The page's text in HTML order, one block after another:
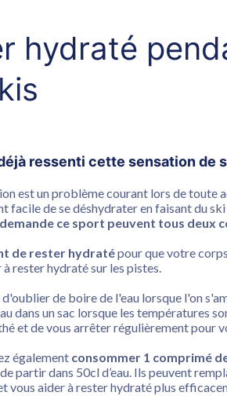
hydraté
ressenti cette sensation de
est un problème courant lors de toute
facile de se déshydrater en faisant du
ce sport peuvent tous deux
de rester hydratépour que votre
rester hydraté sur les pistes.
de boire de l'eau lorsque l'on
dans un sac lorsque les températures
et de vous arrêter régulièrement pour
également consommer 1 comprimé
partir dans 50cl d’eau. Ils peuvent
vous aider à rester hydraté plus